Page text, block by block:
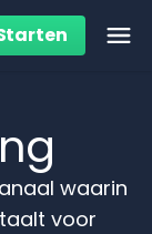
waarin
voor